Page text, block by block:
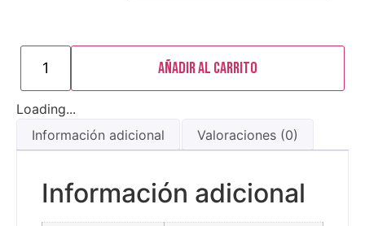
Añadir al carrito
Loading...
Información adicional
Valoraciones (0)
Información adicional